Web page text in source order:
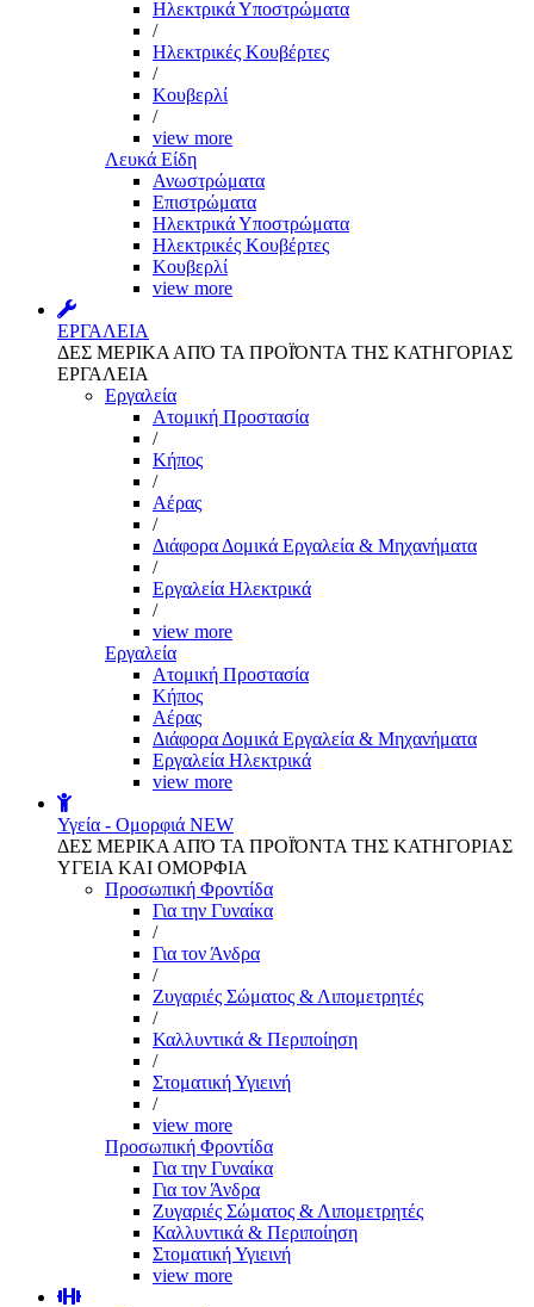
Ηλεκτρικά Υποστρώματα
/
Ηλεκτρικές Κουβέρτες
/
Κουβερλί
/
view more
Λευκά Είδη
Ανωστρώματα
Επιστρώματα
Ηλεκτρικά Υποστρώματα
Ηλεκτρικές Κουβέρτες
Κουβερλί
view more
ΕΡΓΑΛΕΙΑ
ΔΕΣ ΜΕΡΙΚΑ ΑΠΌ ΤΑ ΠΡΟΪΌΝΤΑ ΤΗΣ ΚΑΤΗΓΟΡΙΑΣ
ΕΡΓΑΛΕΙΑ
Εργαλεία
Aτομική Προστασία
/
Kήπος
/
Αέρας
/
Διάφορα Δομικά Εργαλεία & Μηχανήματα
/
Εργαλεία Ηλεκτρικά
/
view more
Εργαλεία
Aτομική Προστασία
Kήπος
Αέρας
Διάφορα Δομικά Εργαλεία & Μηχανήματα
Εργαλεία Ηλεκτρικά
view more
Υγεία - Ομορφιά NEW
ΔΕΣ ΜΕΡΙΚΑ ΑΠΌ ΤΑ ΠΡΟΪΌΝΤΑ ΤΗΣ ΚΑΤΗΓΟΡΙΑΣ
ΥΓΕΙΑ ΚΑΙ ΟΜΟΡΦΙΑ
Προσωπική Φροντίδα
Για την Γυναίκα
/
Για τον Άνδρα
/
Ζυγαριές Σώματος & Λιπομετρητές
/
Καλλυντικά & Περιποίηση
/
Στοματική Υγιεινή
/
view more
Προσωπική Φροντίδα
Για την Γυναίκα
Για τον Άνδρα
Ζυγαριές Σώματος & Λιπομετρητές
Καλλυντικά & Περιποίηση
Στοματική Υγιεινή
view more